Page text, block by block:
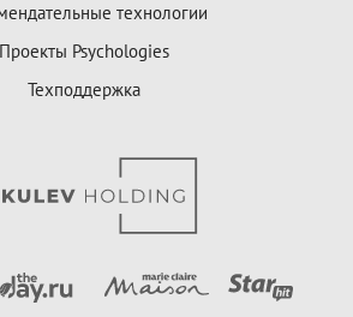
технологии
Проекты Psychologies
Техподдержка